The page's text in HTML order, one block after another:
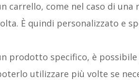
carrello, come nel caso di una
È quindi personalizzato e
prodotto specifico, è
utilizzare più volte se